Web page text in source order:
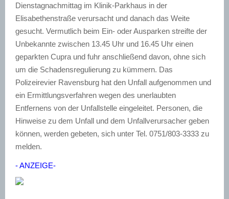
Dienstagnachmittag im Klinik-Parkhaus in der
Elisabethenstraße verursacht und danach das Weite
gesucht. Vermutlich beim Ein- oder Ausparken streifte der
Unbekannte zwischen 13.45 Uhr und 16.45 Uhr einen
geparkten Cupra und fuhr anschließend davon, ohne sich
um die Schadensregulierung zu kümmern. Das
Polizeirevier Ravensburg hat den Unfall aufgenommen und
ein Ermittlungsverfahren wegen des unerlaubten
Entfernens von der Unfallstelle eingeleitet. Personen, die
Hinweise zu dem Unfall und dem Unfallverursacher geben
können, werden gebeten, sich unter Tel. 0751/803-3333 zu
melden.
- ANZEIGE-